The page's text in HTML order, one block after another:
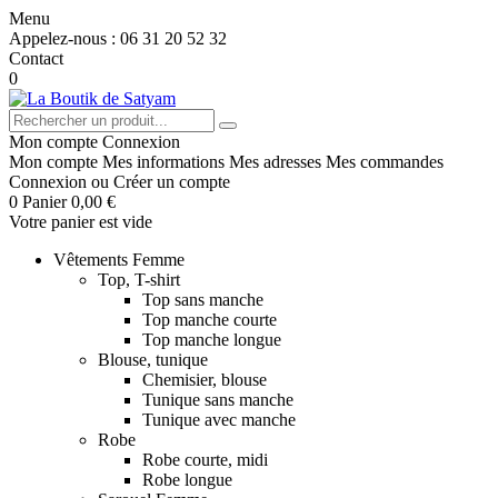
Menu
Appelez-nous : 06 31 20 52 32
Contact
0
Mon compte Connexion
Mon compte Mes informations Mes adresses Mes commandes
Connexion ou Créer un compte
0 Panier 0,00 €
Votre panier est vide
Vêtements Femme
Top, T-shirt
Top sans manche
Top manche courte
Top manche longue
Blouse, tunique
Chemisier, blouse
Tunique sans manche
Tunique avec manche
Robe
Robe courte, midi
Robe longue